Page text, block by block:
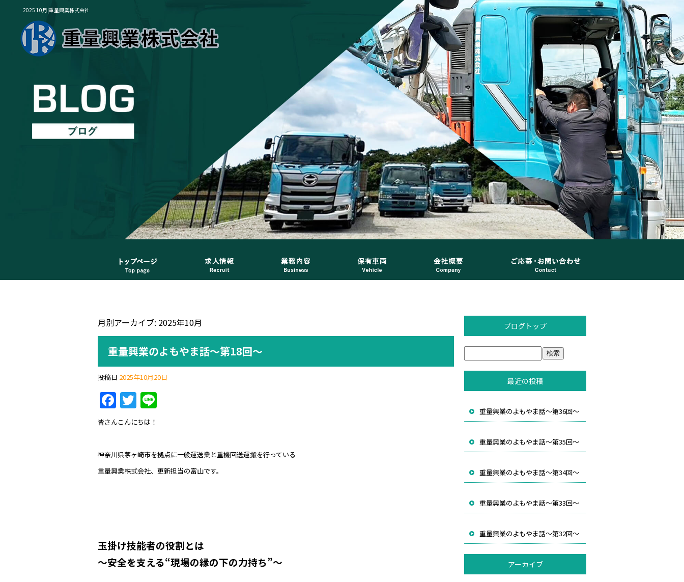
2025 10月|重量興業株式会社
月別アーカイブ: 2025年10月
重量興業のよもやま話～第18回～
投稿日 2025年10月20日
F
a
c
e
b
o
T
w
itt
er
皆さんこんにちは！
神奈川県茅ヶ崎市を拠点に一般運送業と重機回送運搬を行っている
重量興業株式会社、更新担当の富山です。
玉掛け技能者の役割とは
～安全を支える“現場の縁の下の力持ち”～
ブログトップ
最近の投稿
重量興業のよもやま話～第36回～
重量興業のよもやま話～第35回～
重量興業のよもやま話～第34回～
重量興業のよもやま話～第33回～
重量興業のよもやま話～第32回～
アーカイブ